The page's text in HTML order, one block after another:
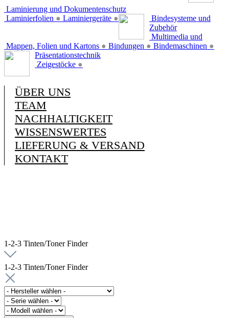
Laminierung und Dokumentenschutz
Laminierfolien ● Laminiergeräte ●
Bindesysteme und
Zubehör
Mappen, Folien und Kartons ● Bindungen ● Bindemaschinen ●
Multimedia und
Präsentationstechnik
Zeigestöcke ●
ÜBER UNS
TEAM
NACHHALTIGKEIT
WISSENSWERTES
LIEFERUNG & VERSAND
KONTAKT
1-2-3 Tinten/Toner Finder
1-2-3 Tinten/Toner Finder